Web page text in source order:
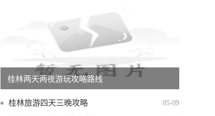
桂林两天两夜游玩攻略路线
桂林旅游四天三晚攻略 05-09